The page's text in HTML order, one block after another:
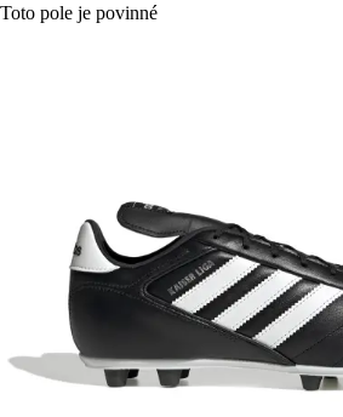
Toto pole je povinné